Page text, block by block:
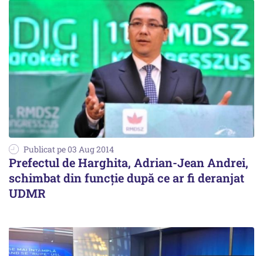
Publicat pe 03 Aug 2014
Prefectul de Harghita, Adrian-Jean Andrei,
schimbat din funcție după ce ar fi deranjat
UDMR